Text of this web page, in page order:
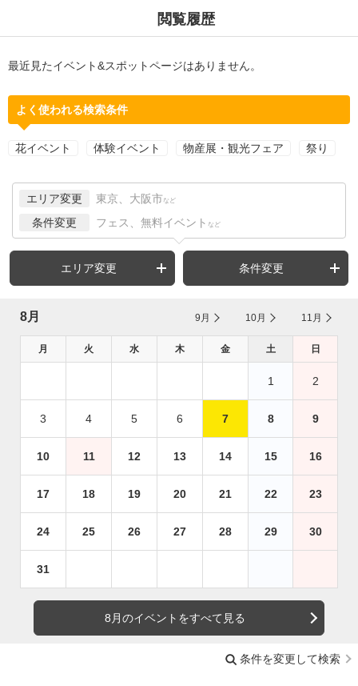
閲覧履歴
最近見たイベント&スポットページはありません。
よく使われる検索条件
花イベント 体験イベント 物産展・観光フェア 祭り
エリア変更 東京、大阪市 など
条件変更 フェス、無料イベント など
エリア変更 条件変更
8月 9月 10月 11月
月 火 水 木 金 土 日
1 2
3 4 5 6 7 8 9
10 11 12 13 14 15 16
17 18 19 20 21 22 23
24 25 26 27 28 29 30
31
8月のイベントをすべて見る
条件を変更して検索